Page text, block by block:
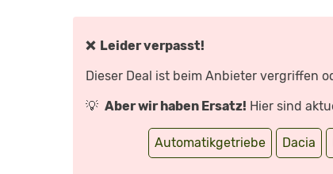
❌ Leider verpasst!
Dieser Deal ist beim Anbieter vergriffen
💡 Aber wir haben Ersatz! Hier sind
Automatikgetriebe Dacia
EURO!
VORFAHRT
(REVIEW)
MOTOR
VON
YOUTUBE